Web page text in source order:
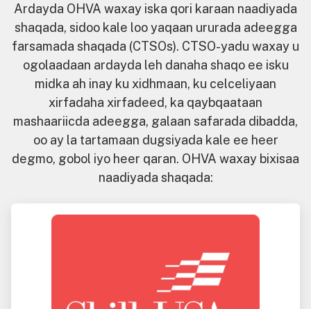
Ardayda OHVA waxay iska qori karaan naadiyada
shaqada, sidoo kale loo yaqaan ururada adeegga
farsamada shaqada (CTSOs). CTSO-yadu waxay u
ogolaadaan ardayda leh danaha shaqo ee isku
midka ah inay ku xidhmaan, ku celceliyaan
xirfadaha xirfadeed, ka qaybqaataan
mashaariicda adeegga, galaan safarada dibadda,
oo ay la tartamaan dugsiyada kale ee heer
degmo, gobol iyo heer qaran. OHVA waxay bixisaa
naadiyada shaqada: